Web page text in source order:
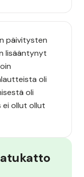
päivitysten
lisääntynyt
oli
oli
ei ollut ollut